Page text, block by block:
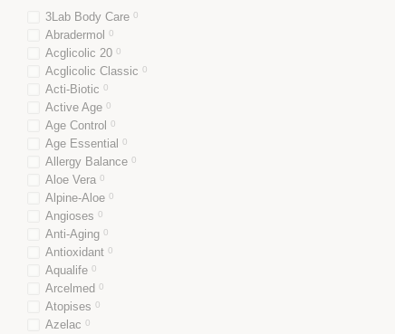
3Lab Body Care 0
Abradermol 0
Acglicolic 20 0
Acglicolic Classic 0
Acti-Biotic 0
Active Age 0
Age Control 0
Age Essential 0
Allergy Balance 0
Aloe Vera 0
Alpine-Aloe 0
Angioses 0
Anti-Aging 0
Antioxidant 0
Aqualife 0
Arcelmed 0
Atopises 0
Azelac 0